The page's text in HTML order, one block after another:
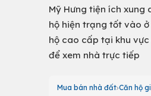
Mỹ Hưng tiện ích
hộ hiện trạng tốt vào ở
hộ cao cấp tại khu
để xem nhà trực tiếp
Mua bán nhà đất Căn hộ